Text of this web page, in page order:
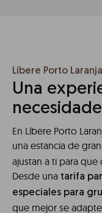
Líbere Porto
Una
En Líbere Porto
una estancia de
ajustan a ti para que
Desde una tarifa
especiales para
que mejor se